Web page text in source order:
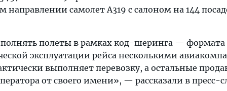
направлении самолет A319 с салоном на 144
полеты в рамках код-шеринга — формата
эксплуатации рейса несколькими
выполняет перевозку, а остальные
от своего имени», — рассказали в пресс-